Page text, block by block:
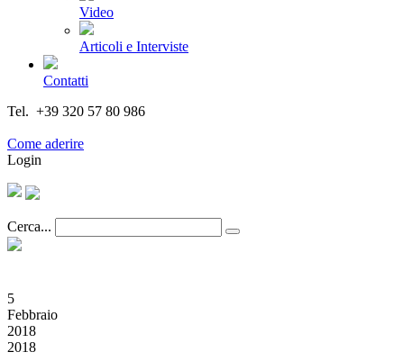
Video
Articoli e Interviste
Contatti
Tel. +39 320 57 80 986
Come aderire
Login
Cerca...
5
Febbraio
2018
2018